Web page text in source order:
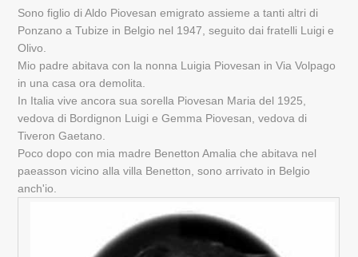
Sono figlio di Aldo Piovesan emigrato assieme a tanti altri di
Ponzano a Tubize in Belgio nel 1947, seguito dai fratelli Luigi e
Olivo.
Mio padre abitava con la nonna Luigia Piovesan in Via Volpago
in una casa ora demolita.
In Italia vive ancora sua sorella Piovesan Maria del 1925,
vedova di Bordignon Luigi e Gemma Piovesan, vedova di
Tiveron Gaetano.
Poco dopo con mia madre Benetton Amalia che abitava nel
paeasson vicino alla villa Benetton, sono arrivato in Belgio
anch'io.